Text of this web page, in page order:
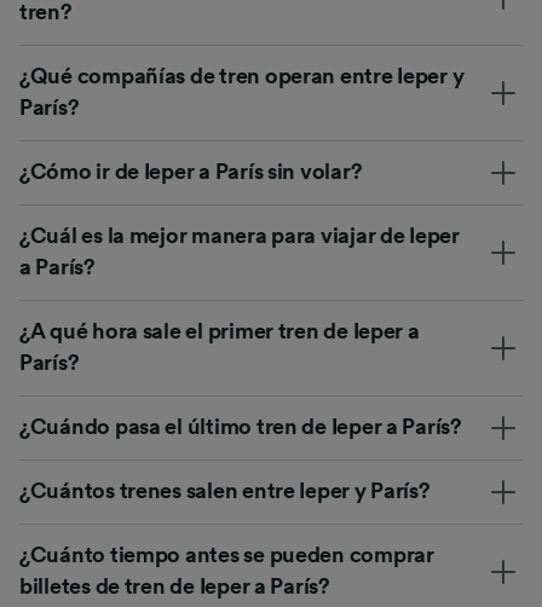
tren?
¿Qué compañías de tren operan entre Ieper y
París?
¿Cómo ir de Ieper a París sin volar?
¿Cuál es la mejor manera para viajar de Ieper
a París?
¿A qué hora sale el primer tren de Ieper a
París?
¿Cuándo pasa el último tren de Ieper a París?
¿Cuántos trenes salen entre Ieper y París?
¿Cuánto tiempo antes se pueden comprar
billetes de tren de Ieper a París?